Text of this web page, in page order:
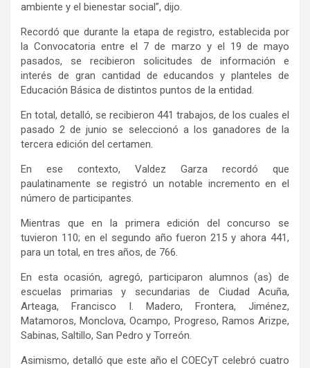
ambiente y el bienestar social”, dijo.
Recordó que durante la etapa de registro, establecida por
la Convocatoria entre el 7 de marzo y el 19 de mayo
pasados, se recibieron solicitudes de información e
interés de gran cantidad de educandos y planteles de
Educación Básica de distintos puntos de la entidad.
En total, detalló, se recibieron 441 trabajos, de los cuales el
pasado 2 de junio se seleccionó a los ganadores de la
tercera edición del certamen.
En ese contexto, Valdez Garza recordó que
paulatinamente se registró un notable incremento en el
número de participantes.
Mientras que en la primera edición del concurso se
tuvieron 110; en el segundo año fueron 215 y ahora 441,
para un total, en tres años, de 766.
En esta ocasión, agregó, participaron alumnos (as) de
escuelas primarias y secundarias de Ciudad Acuña,
Arteaga, Francisco I. Madero, Frontera, Jiménez,
Matamoros, Monclova, Ocampo, Progreso, Ramos Arizpe,
Sabinas, Saltillo, San Pedro y Torreón.
Asimismo, detalló que este año el COECyT celebró cuatro